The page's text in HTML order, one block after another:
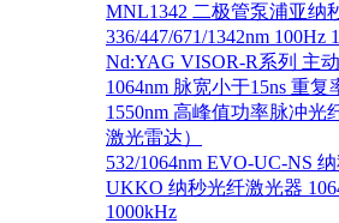
MNL1342 二极管泵浦亚纳
336/447/671/1342nm 100Hz
Nd:YAG VISOR-R系列 主
1064nm 脉宽小于15ns 重复
1550nm 高峰值功率脉冲光
激光雷达）
532/1064nm EVO-UC-NS
UKKO 纳秒光纤激光器
1000kHz